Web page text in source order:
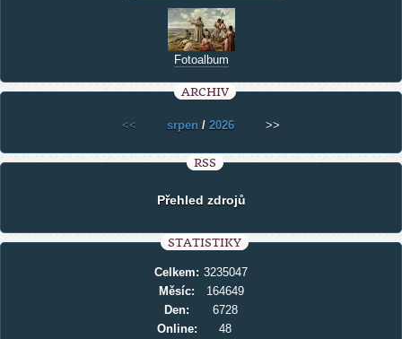
Fotoalbum
ARCHIV
<< srpen / 2026 >>
RSS
Přehled zdrojů
STATISTIKY
Online: 48
Celkem: 3235047
Měsíc:
164649
Den:
6728